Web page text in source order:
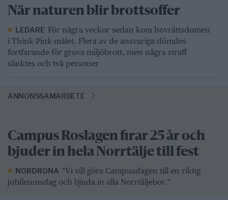
När naturen blir brottsoffer
LEDARE För några veckor sedan kom hovrättsdomen
i Think Pink-målet. Flera av de ansvariga dömdes
fortfarande för grova miljöbrott, men några straff
sänktes och två personer
ANNONSSAMARBETE
Campus Roslagen firar 25 år och
bjuder in hela Norrtälje till fest
NORDRONA "Vi vill göra Campusdagen till en riktig
jubileumsdag och bjuda in alla Norrtäljebor."